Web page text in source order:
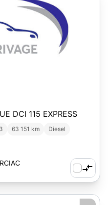
DCI 115 EXPRESS
63 151 km
Diesel